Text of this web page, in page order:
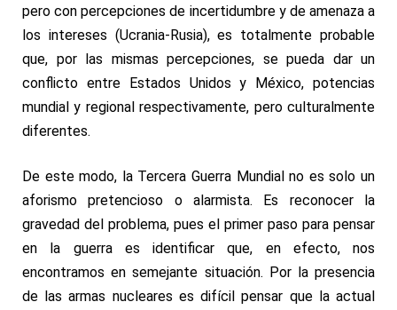
pero con percepciones de incertidumbre y de amenaza a
los intereses (Ucrania-Rusia), es totalmente probable
que, por las mismas percepciones, se pueda dar un
conflicto entre Estados Unidos y México, potencias
mundial y regional respectivamente, pero culturalmente
diferentes.
De este modo, la Tercera Guerra Mundial no es solo un
aforismo pretencioso o alarmista. Es reconocer la
gravedad del problema, pues el primer paso para pensar
en la guerra es identificar que, en efecto, nos
encontramos en semejante situación. Por la presencia
de las armas nucleares es difícil pensar que la actual